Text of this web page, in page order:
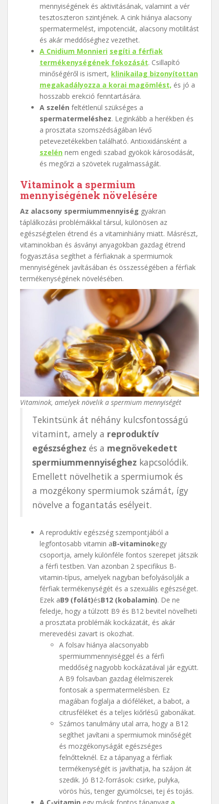
mennyiségének és aktivitásának, valamint a vér
tesztoszteron szintjének. A cink hiánya alacsony
spermatermelést, impotenciát, alacsony motilitást
és akár meddőséghez vezethet.
A Cnidium Monnieri segíti a férfiak
termékenységének fokozását. Csillapító
minőségéről is ismert, klinikailag bizonyítottan
megakadályozza a korai magömlést, és jó a
hosszabb erekció fenntartására.
A szelén feltétlenül szükséges a
spermatermeléshez. Leginkább a herékben és
a prosztata szomszédságában lévő
petevezetékekben található. Antioxidánsként a
szelén nem engedi szabad gyökök károsodását,
és megőrzi a szövetek rugalmasságát.
Vitaminok a spermium
mennyiségének növelésére
Az alacsony spermiummennyiség gyakran
táplálkozási problémákkal társul, különösen az
egészségtelen étrend és a vitaminhiány miatt. Másrészt,
vitaminokban és ásványi anyagokban gazdag étrend
fogyasztása segíthet a férfiaknak a spermiumok
mennyiségének javításában és összességében a férfiak
termékenységének növelésében.
Vitaminok, amelyek növelik a spermium mennyiségét
Tekintsünk át néhány kulcsfontosságú
vitamint, amely a reproduktív
egészséghez és a megnövekedett
spermiummennyiséghez kapcsolódik.
Emellett növelhetik a spermiumok és
a mozgékony spermiumok számát, így
növelve a fogantatás esélyeit.
A reproduktív egészség szempontjából a
legfontosabb vitamin aB-vitaminokegy
csoportja, amely különféle fontos szerepet játszik
a férfi testben. Van azonban 2 specifikus B-
vitamin-típus, amelyek nagyban befolyásolják a
férfiak termékenységét és a szexuális egészséget.
Ezek aB9 (folát)ésB12 (kobalamin). De ne
feledje, hogy a túlzott B9 és B12 bevitel növelheti
a prosztata problémák kockázatát, és akár
merevedési zavart is okozhat.
A folsav hiánya alacsonyabb
spermiummennyiséggel és a férfi
meddőség nagyobb kockázatával jár együtt.
A B9 folsavban gazdag élelmiszerek
fontosak a spermatermelésben. Ez
magában foglalja a dióféléket, a babot, a
citrusféléket és a teljes kiőrlésű gabonákat.
Számos tanulmány utal arra, hogy a B12
segíthet javítani a spermiumok minőségét
és mozgékonyságát egészséges
felnőtteknél. Ez a tápanyag a férfiak
termékenységét is javíthatja, ha szájon át
szedik. Jó B12-források: csirke, pulyka,
vörös hús, tenger gyümölcsei, tej és tojás.
A C-vitamin egy másik fontos tápanyag a